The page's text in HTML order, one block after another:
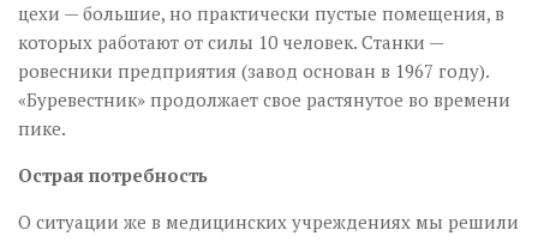
цехи — большие, но практически пустые помещения, в
которых работают от силы 10 человек. Станки —
ровесники предприятия (завод основан в 1967 году).
«Буревестник» продолжает свое растянутое во времени
пике.
Острая потребность
О ситуации же в медицинских учреждениях мы решили